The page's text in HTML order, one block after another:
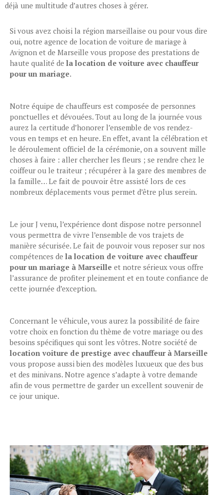
déjà une multitude d’autres choses à gérer.
Si vous avez choisi la région marseillaise ou pour vous dire
oui, notre agence de location de voiture de mariage à
Avignon et de Marseille vous propose des prestations de
haute qualité de la location de voiture avec chauffeur
pour un mariage.
Notre équipe de chauffeurs est composée de personnes
ponctuelles et dévouées. Tout au long de la journée vous
aurez la certitude d’honorer l’ensemble de vos rendez-
vous en temps et en heure. En effet, avant la célébration et
le déroulement officiel de la cérémonie, on a souvent mille
choses à faire : aller chercher les fleurs ; se rendre chez le
coiffeur ou le traiteur ; récupérer à la gare des membres de
la famille… Le fait de pouvoir être assisté lors de ces
nombreux déplacements vous permet d’être plus serein.
Le jour J venu, l’expérience dont dispose notre personnel
vous permettra de vivre l’ensemble de vos trajets de
manière sécurisée. Le fait de pouvoir vous reposer sur nos
compétences de la location de voiture avec chauffeur
pour un mariage à Marseille et notre sérieux vous offre
l’assurance de profiter pleinement et en toute confiance de
cette journée d’exception.
Concernant le véhicule, vous aurez la possibilité de faire
votre choix en fonction du thème de votre mariage ou des
besoins spécifiques qui sont les vôtres. Notre société de
location voiture de prestige avec chauffeur à Marseille
vous propose aussi bien des modèles luxueux que des bus
et des minivans. Notre agence s’adapte à votre demande
afin de vous permettre de garder un excellent souvenir de
ce jour unique.